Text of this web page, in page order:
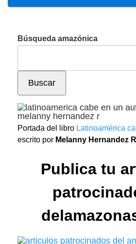
Búsqueda amazónica
Buscar
Portada del libro Latinoamérica
escrito por Melanny Hernandez R
Publica tu